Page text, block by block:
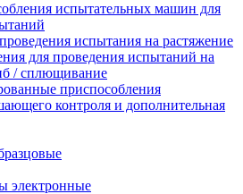
испытательных машин для
испытания на растяжение
для проведения испытаний на
/ сплющивание
приспособления
контроля и дополнительная
электронные